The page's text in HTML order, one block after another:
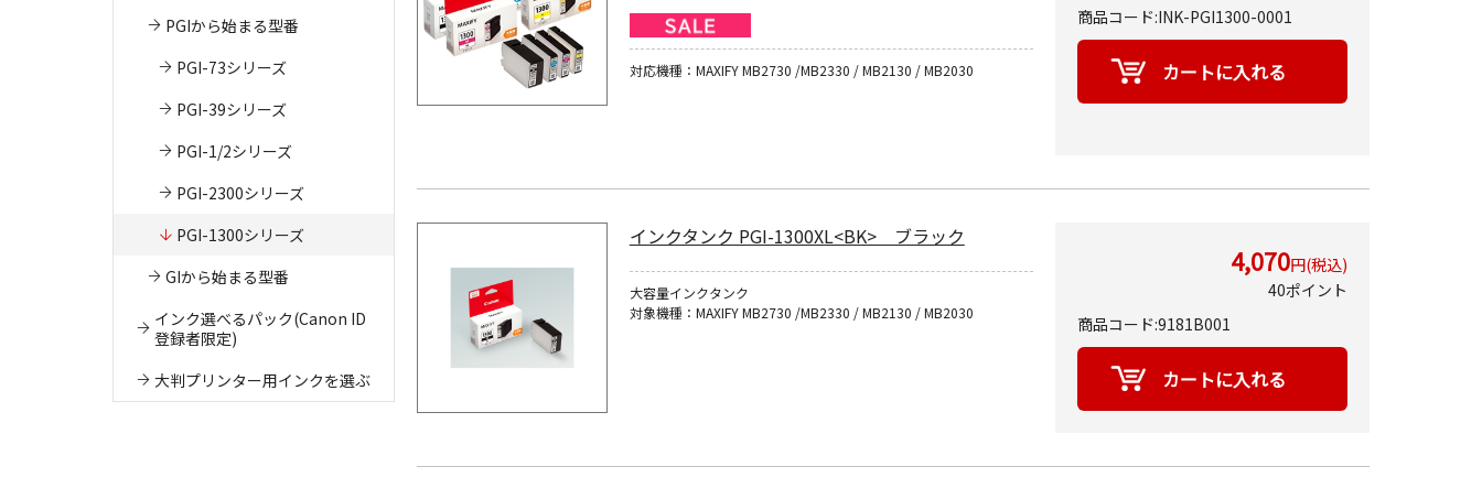
PGIから始まる型番
PGI-73シリーズ
PGI-39シリーズ
PGI-1/2シリーズ
PGI-2300シリーズ
PGI-1300シリーズ
GIから始まる型番
インク選べるパック(Canon ID
登録者限定)
大判プリンター用インクを選ぶ
対応機種：MAXIFY MB2730 /MB2330 / MB2130 / MB2030
商品コード:INK-PGI1300-0001
インクタンク PGI-1300XL<BK> ブラック
大容量インクタンク
対象機種：MAXIFY MB2730 /MB2330 / MB2130 / MB2030
4,070円(税込)
40ポイント
商品コード:9181B001